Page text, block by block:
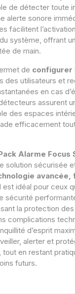
de détecter toute
alerte sonore
facilitent
système, offrant
de main.
de configurer
des utilisateurs et
en cas
assurent
des espaces
efficacement
Alarme Focus
solution sécurisée
avancée,
est idéal pour ceux
sécurité
la protection
complications
d’esprit
alerter et
tout en restant
futurs.